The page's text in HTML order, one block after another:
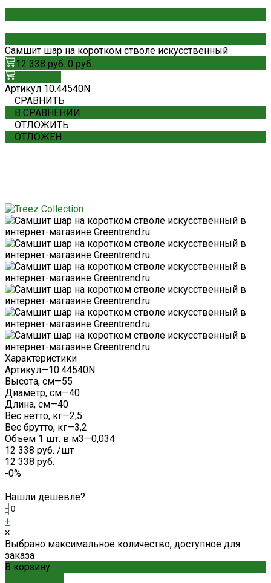
Самшит шар на коротком стволе искусственный
12 338 руб. 0 руб.
Артикул 10.44540N
СРАВНИТЬ
В СРАВНЕНИИ
ОТЛОЖИТЬ
ОТЛОЖЕН
Характеристики
Артикул—10.44540N
Высота, см—55
Диаметр, см—40
Длина, см—40
Вес нетто, кг—2,5
Вес брутто, кг—3,2
Объем 1 шт. в м3—0,034
12 338 руб. /шт
12 338 руб.
-0%
Нашли дешевле?
-
+
×
Выбрано максимальное количество, доступное для
заказа
В корзину